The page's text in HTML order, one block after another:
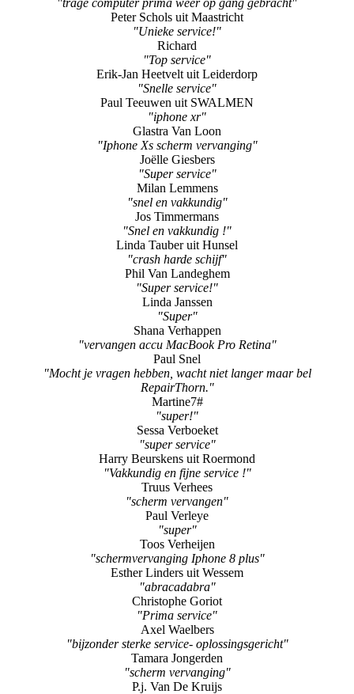
"trage computer prima weer op gang gebracht"
Peter Schols uit Maastricht
"Unieke service!"
Richard
"Top service"
Erik-Jan Heetvelt uit Leiderdorp
"Snelle service"
Paul Teeuwen uit SWALMEN
"iphone xr"
Glastra Van Loon
"Iphone Xs scherm vervanging"
Joëlle Giesbers
"Super service"
Milan Lemmens
"snel en vakkundig"
Jos Timmermans
"Snel en vakkundig !"
Linda Tauber uit Hunsel
"crash harde schijf"
Phil Van Landeghem
"Super service!"
Linda Janssen
"Super"
Shana Verhappen
"vervangen accu MacBook Pro Retina"
Paul Snel
"Mocht je vragen hebben, wacht niet langer maar bel
RepairThorn."
Martine7#
"super!"
Sessa Verboeket
"super service"
Harry Beurskens uit Roermond
"Vakkundig en fijne service !"
Truus Verhees
"scherm vervangen"
Paul Verleye
"super"
Toos Verheijen
"schermvervanging Iphone 8 plus"
Esther Linders uit Wessem
"abracadabra"
Christophe Goriot
"Prima service"
Axel Waelbers
"bijzonder sterke service- oplossingsgericht"
Tamara Jongerden
"scherm vervanging"
P.j. Van De Kruijs